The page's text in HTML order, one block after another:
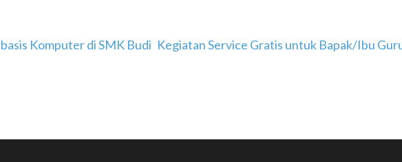
Komputer di SMK Budi Kegiatan Service Gratis untuk Bapak/Ibu